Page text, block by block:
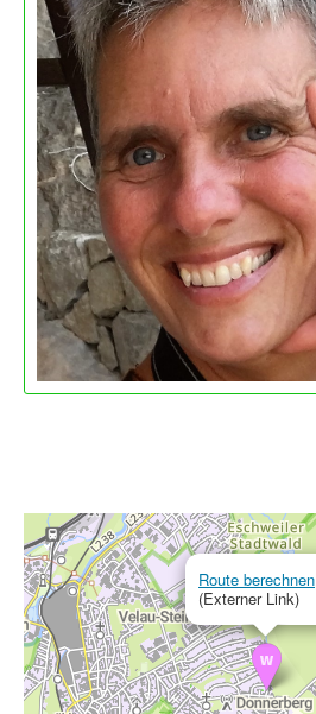
Route berechnen
(Externer Link)